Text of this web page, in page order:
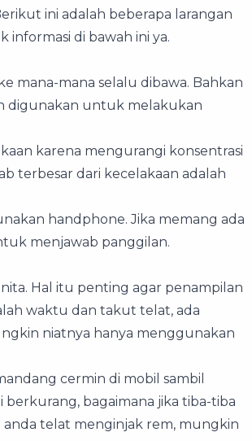
ini adalah beberapa larangan
informasi di bawah ini ya.
mana-mana selalu dibawa. Bahkan
digunakan untuk melakukan
karena mengurangi konsentrasi
terbesar dari kecelakaan adalah
handphone. Jika memang ada
menjawab panggilan.
Hal itu penting agar penampilan
waktu dan takut telat, ada
niatnya hanya menggunakan
cermin di mobil sambil
berkurang, bagaimana jika tiba-tiba
anda telat menginjak rem, mungkin